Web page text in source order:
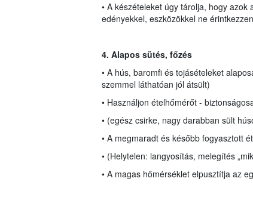
• A készételeket úgy tárolja, hogy
edényekkel, eszközökkel ne
4. Alapos sütés, főzés
• A hús, baromfi és tojásételeket
szemmel láthatóan jól átsült)
• Használjon ételhőmérőt -
• (egész csirke, nagy darabban sült
• A megmaradt és később fogyasztott
• (Helytelen: langyosítás, melegítés
• A magas hőmérséklet elpusztítja az